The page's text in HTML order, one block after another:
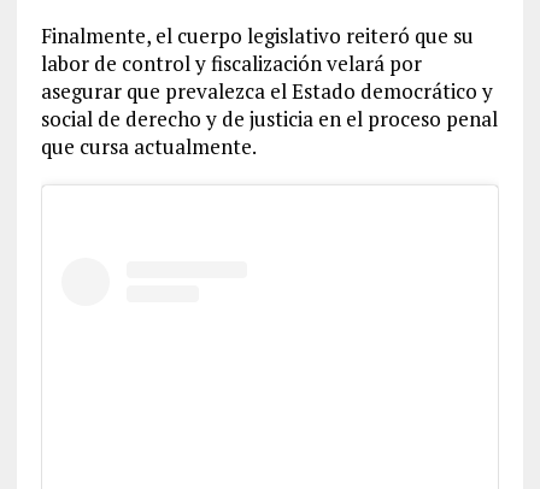
Finalmente, el cuerpo legislativo reiteró que su
labor de control y fiscalización velará por
asegurar que prevalezca el Estado democrático y
social de derecho y de justicia en el proceso penal
que cursa actualmente.